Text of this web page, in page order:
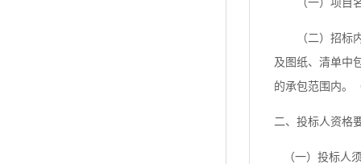
（一） 项目
（二） 招标
及图纸、清单中
的承包范围内。
二、投标人资格
（一）投标人